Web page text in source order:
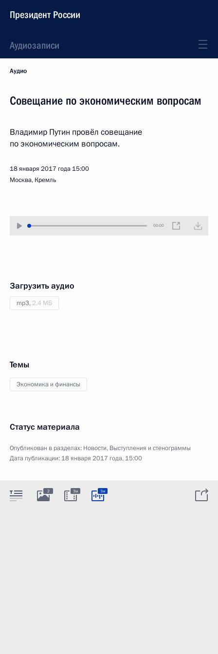
Президент России
Аудиозаписи
Аудио
Совещание по экономическим вопросам
Владимир Путин провёл совещание
по экономическим вопросам.
18 января 2017 года 15:00
Москва, Кремль
00:00
Загрузить аудио
mp3, 2.4 МБ
Темы
Экономика и финансы
Статус материала
Опубликован в разделах: Новости, Выступления и стенограммы
Дата публикации: 18 января 2017 года, 15:00
2 3м 3м